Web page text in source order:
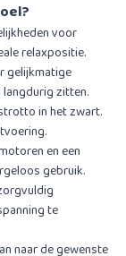
voor
relaxpositie.
gelijkmatige
zitten.
in het zwart.
en een
gebruik.
te
naar de gewenste